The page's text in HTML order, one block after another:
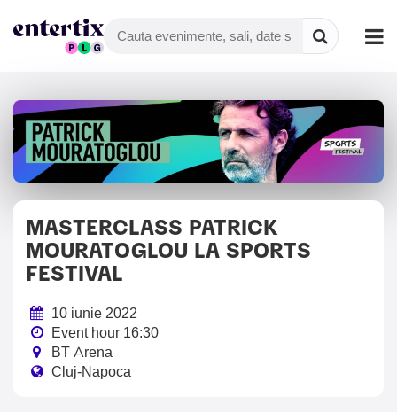
MASTERCLASS PATRICK
MOURATOGLOU LA SPORTS
FESTIVAL
10 iunie 2022
Event hour 16:30
BT Arena
Cluj-Napoca